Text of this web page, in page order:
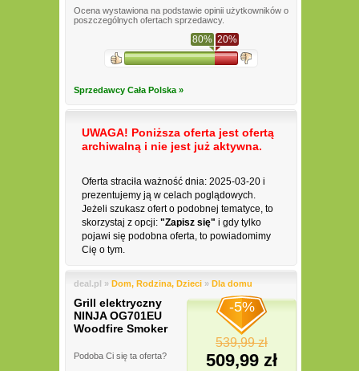
Ocena wystawiona na podstawie opinii użytkowników o
poszczególnych ofertach sprzedawcy.
80% 20%
Sprzedawcy Cała Polska »
UWAGA! Poniższa oferta jest ofertą
archiwalną i nie jest już aktywna.
Oferta straciła ważność dnia: 2025-03-20 i
prezentujemy ją w celach poglądowych.
Jeżeli szukasz ofert o podobnej tematyce, to
skorzystaj z opcji: "Zapisz się" i gdy tylko
pojawi się podobna oferta, to powiadomimy
Cię o tym.
deal.pl » Dom, Rodzina, Dzieci » Dla domu
Grill elektryczny
NINJA OG701EU
Woodfire Smoker
Podoba Ci się ta oferta?
-5%
539,99 zł
509,99 zł